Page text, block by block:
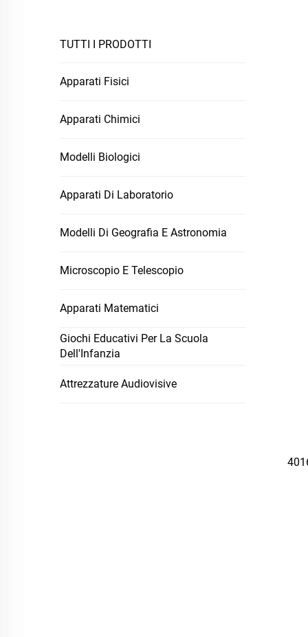
TUTTI I PRODOTTI
Apparati Fisici
Apparati Chimici
Modelli Biologici
Apparati Di Laboratorio
Modelli Di Geografia E Astronomia
Microscopio E Telescopio
Apparati Matematici
Giochi Educativi Per La Scuola
Dell'Infanzia
Attrezzature Audiovisive